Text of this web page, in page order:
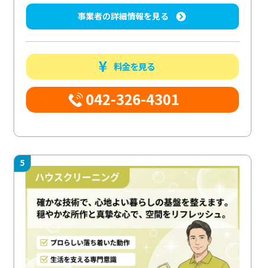
事業者の詳細情報を見る
料金を見る
042-326-4301
5